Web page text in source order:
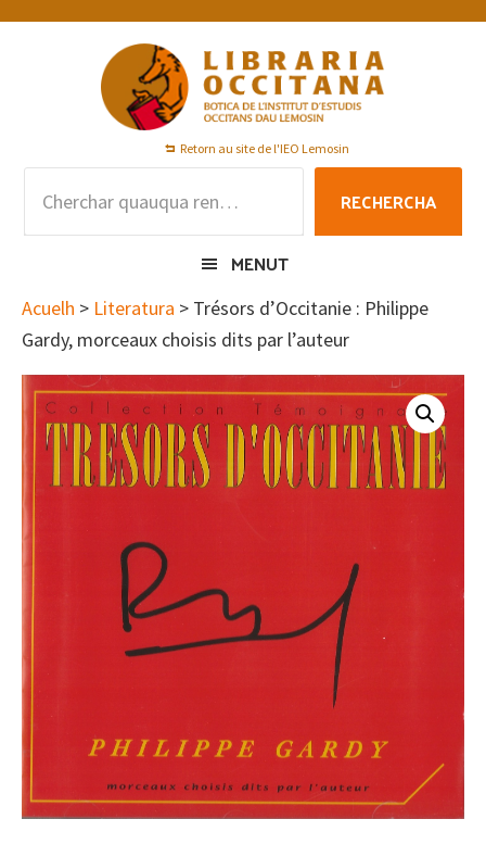
Skip
Skip
Skip
Retorn au site de l'IEO Lemosin
RECHERCHA
MENUT
Acuelh > Literatura > Trésors d’Occitanie : Philippe
Gardy, morceaux choisis dits par l’auteur